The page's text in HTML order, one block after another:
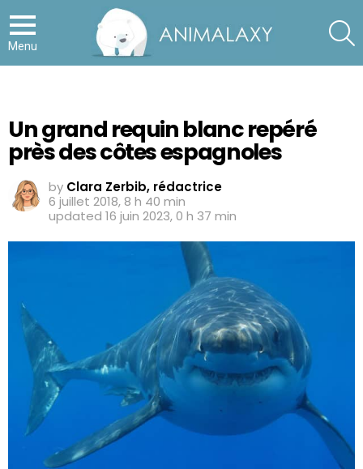
Menu
Un grand requin blanc repéré
près des côtes espagnoles
by Clara Zerbib, rédactrice
6 juillet 2018, 8 h 40 min
updated 16 juin 2023, 0 h 37 min